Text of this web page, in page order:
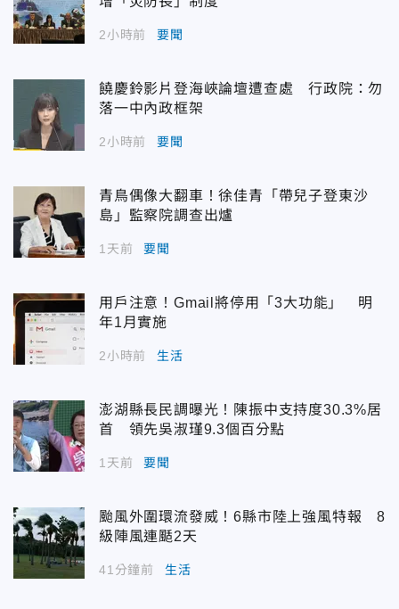
2小時前 要聞
饒慶鈴影片登海峽論壇遭查處 行政院：勿
落一中內政框架
2小時前 要聞
青鳥偶像大翻車！徐佳青「帶兒子登東沙
島」監察院調查出爐
1天前 要聞
用戶注意！Gmail將停用「3大功能」 明
年1月實施
2小時前 生活
澎湖縣長民調曝光！陳振中支持度30.3%居
首 領先吳淑瑾9.3個百分點
1天前 要聞
颱風外圍環流發威！6縣市陸上強風特報 8
級陣風連颳2天
41分鐘前 生活